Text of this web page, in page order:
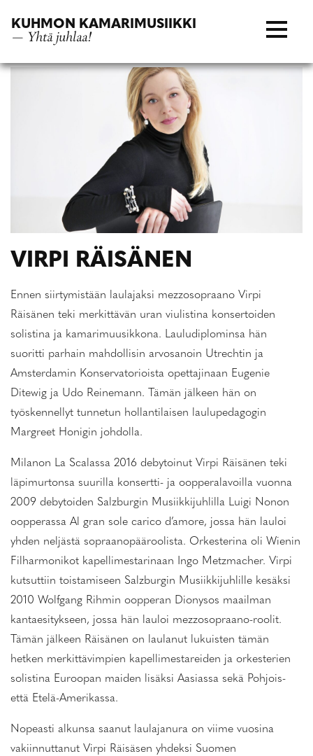
suoraan
KUHMON KAMARIMUSIIKKI
— Yhtä juhlaa!
VIRPI RÄISÄNEN
Ennen siirtymistään laulajaksi mezzosopraano Virpi
Räisänen teki merkittävän uran viulistina konsertoiden
solistina ja kamarimuusikkona. Lauludiplominsa hän
suoritti parhain mahdollisin arvosanoin Utrechtin ja
Amsterdamin Konservatorioista opettajinaan Eugenie
Ditewig ja Udo Reinemann. Tämän jälkeen hän on
työskennellyt tunnetun hollantilaisen laulupedagogin
Margreet Honigin johdolla.
Milanon La Scalassa 2016 debytoinut Virpi Räisänen teki
läpimurtonsa suurilla konsertti- ja oopperalavoilla vuonna
2009 debytoiden Salzburgin Musiikkijuhlilla Luigi Nonon
oopperassa Al gran sole carico d’amore, jossa hän lauloi
yhden neljästä sopraanopääroolista. Orkesterina oli Wienin
Filharmonikot kapellimestarinaan Ingo Metzmacher. Virpi
kutsuttiin toistamiseen Salzburgin Musiikkijuhlille kesäksi
2010 Wolfgang Rihmin oopperan Dionysos maailman
kantaesitykseen, jossa hän lauloi mezzosopraano-roolit.
Tämän jälkeen Räisänen on laulanut lukuisten tämän
hetken merkittävimpien kapellimestareiden ja orkesterien
solistina Euroopan maiden lisäksi Aasiassa sekä Pohjois-
että Etelä-Amerikassa.
Nopeasti alkunsa saanut laulajanura on viime vuosina
vakiinnuttanut Virpi Räisäsen yhdeksi Suomen